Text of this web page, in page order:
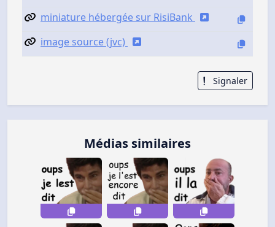
miniature hébergée sur RisiBank
image source (jvc)
Signaler
Médias similaires